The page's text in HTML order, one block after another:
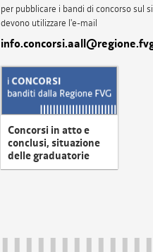
per pubblicare i bandi di concorso sul
devono utilizzare l'e-mail
Concorsi in atto e
conclusi, situazione
delle graduatorie